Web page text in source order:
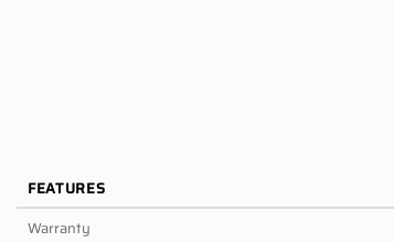
FEATURES
Warranty